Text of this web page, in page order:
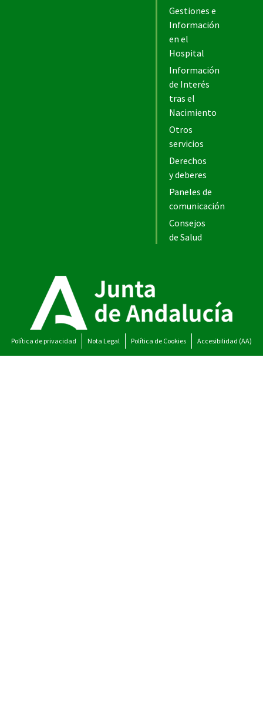
Gestiones e
Información
en el
Hospital
Información
de Interés
tras el
Nacimiento
Otros
servicios
Derechos
y deberes
Paneles de
comunicación
Consejos
de Salud
Política de privacidad Nota Legal Política de Cookies Accesibilidad (AA)